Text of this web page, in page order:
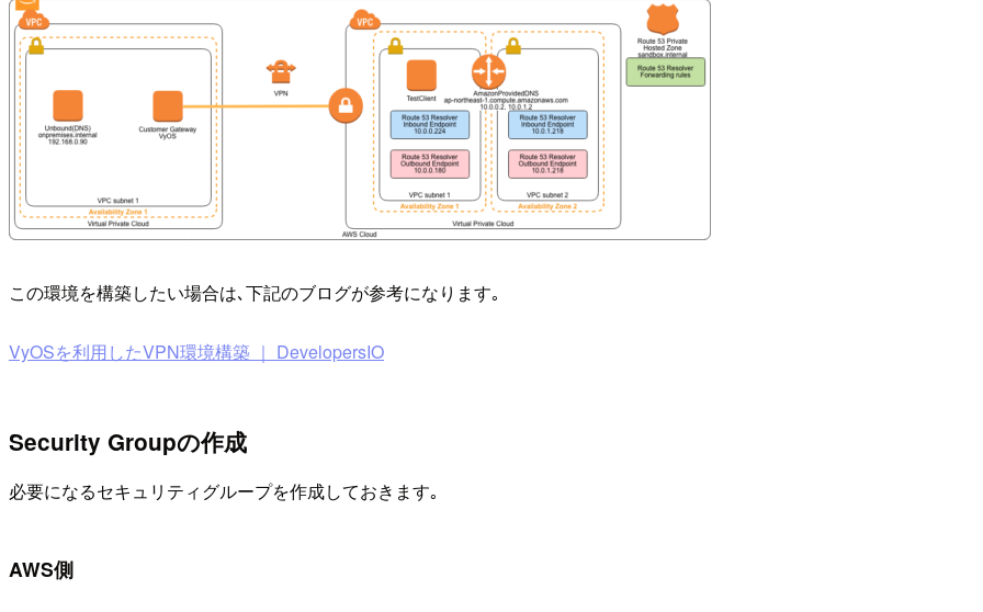
この環境を構築したい場合は､下記のブログが参考になります｡
VyOSを利用したVPN環境構築 ｜ DevelopersIO
Security Groupの作成
必要になるセキュリティグループを作成しておきます｡
AWS側